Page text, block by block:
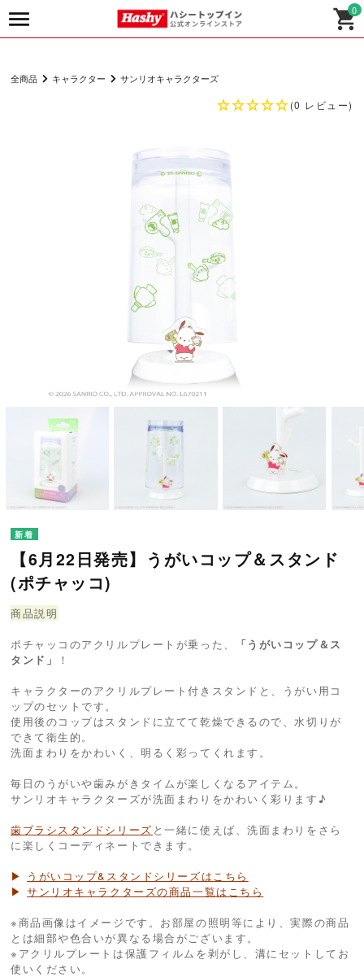
0
全商品 キャラクター サンリオキャラクターズ
(0 レビュー)
【6月22日発売】うがいコップ＆スタンド
(ポチャッコ)
商品説明
ポチャッコのアクリルプレートが乗った、
「うがいコップ＆ス
タンド」
！
キャラクターのアクリルプレート付きスタンドと、うがい用コ
ップのセットです。
使用後のコップはスタンドに立てて乾燥できるので、水切りが
できて衛生的。
洗面まわりをかわいく、明るく彩ってくれます。
毎日のうがいや歯みがきタイムが楽しくなるアイテム。
サンリオキャラクターズが洗面まわりをかわいく彩ります♪
歯ブラシスタンドシリーズ と一緒に使えば、洗面まわりをさら
に楽しくコーディネートできます。
▶ うがいコップ&スタンドシリーズはこちら
▶サンリオキャラクターズの商品一覧はこちら
※商品画像はイメージです。お部屋の照明等により、実際の商品
とは細部や色合いが異なる場合がございます。
※アクリルプレートは保護フィルムを剥がし、溝にセットしてお
使いください。